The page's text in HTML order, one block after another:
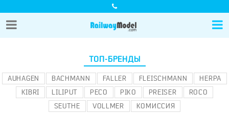
ТОП-БРЕНДЫ
AUHAGEN BACHMANN FALLER FLEISCHMANN
HERPA
KIBRI
LILIPUT PECO PIKO PREISER
ROCO
SEUTHE
VOLLMER КОМИССИЯ